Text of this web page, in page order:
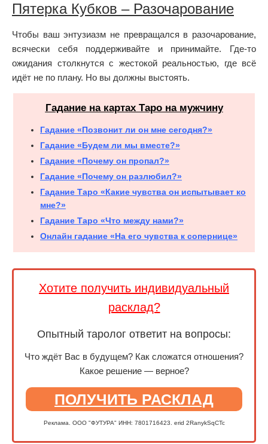
Пятерка Кубков – Разочарование
Чтобы ваш энтузиазм не превращался в разочарование,
всячески себя поддерживайте и принимайте. Где-то
ожидания столкнутся с жестокой реальностью, где всё
идёт не по плану. Но вы должны выстоять.
Гадание на картах Таро на мужчину
Гадание «Позвонит ли он мне сегодня?»
Гадание «Будем ли мы вместе?»
Гадание «Почему он пропал?»
Гадание «Почему он разлюбил?»
Гадание Таро «Какие чувства он испытывает ко
мне?»
Гадание Таро «Что между нами?»
Онлайн гадание «На его чувства к сопернице»
Хотите получить индивидуальный
расклад?
Опытный таролог ответит на вопросы:
Что ждёт Вас в будущем? Как сложатся отношения?
Какое решение — верное?
ПОЛУЧИТЬ РАСКЛАД
Реклама. ООО "ФУТУРА" ИНН: 7801716423. erid 2RanykSqCTc